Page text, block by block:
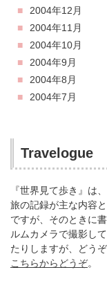
2004年12月
2004年11月
2004年10月
2004年9月
2004年8月
2004年7月
Travelogue
『世界見て歩き』は
旅の記録が主な内容
ですが、そのときに
ルムカメラで撮影し
たりしますが、どう
こちらからどうぞ。